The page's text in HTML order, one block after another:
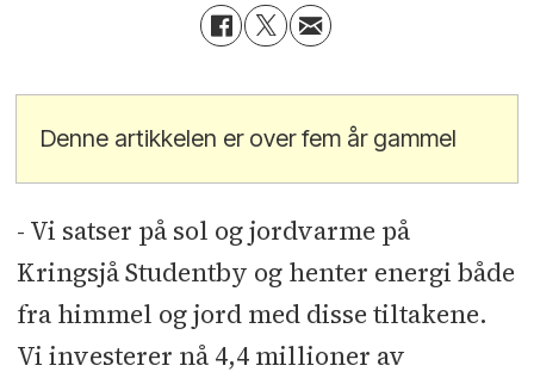
Denne artikkelen er over fem år gammel
- Vi satser på sol og jordvarme på
Kringsjå Studentby og henter energi både
fra himmel og jord med disse tiltakene.
Vi investerer nå 4,4 millioner av